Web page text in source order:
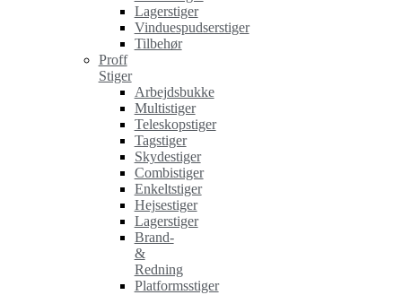
Lagerstiger
Vinduespudserstiger
Tilbehør
Proff
Stiger
Arbejdsbukke
Multistiger
Teleskopstiger
Tagstiger
Skydestiger
Combistiger
Enkeltstiger
Hejsestiger
Lagerstiger
Brand-
&
Redning
Platformsstiger